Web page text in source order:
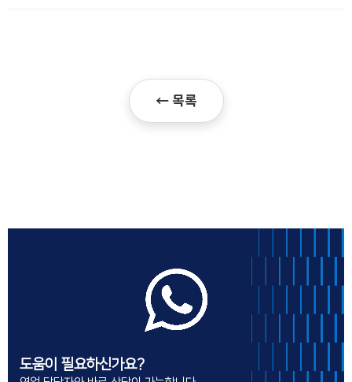
← 목록
도움이 필요하신가요?